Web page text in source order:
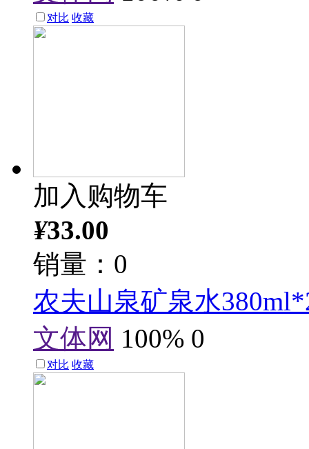
对比 收藏
加入购物车
¥33.00
销量：0
农夫山泉矿泉水
文体网 100% 0
对比 收藏